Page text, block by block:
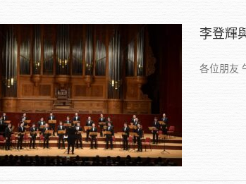
李登輝
各位朋友